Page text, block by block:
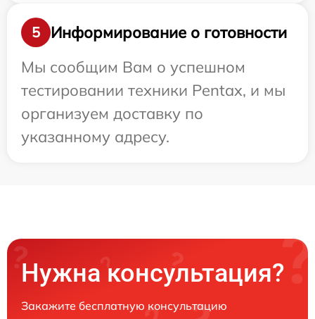
5
Информирование о готовности
Мы сообщим Вам о успешном
тестировании техники Pentax, и мы
организуем доставку по
указанному адресу.
Нужна консультация?
Закажите бесплатную консультацию